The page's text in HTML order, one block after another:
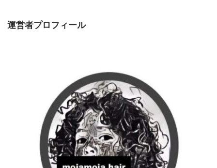
運営者プロフィール